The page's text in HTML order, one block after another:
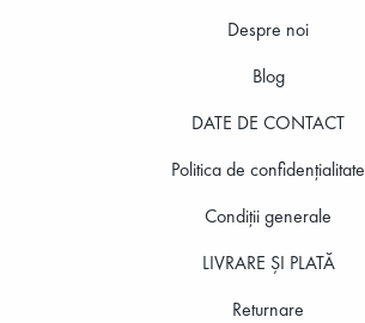
Despre noi
Blog
DATE DE CONTACT
Politica de confidenţialitate
Condiții generale
LIVRARE ȘI PLATĂ
Returnare